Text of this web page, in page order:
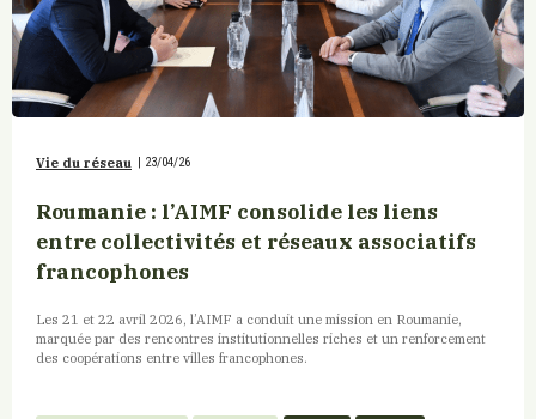
Vie du réseau | 23/04/26
Roumanie : l’AIMF consolide les liens
entre collectivités et réseaux associatifs
francophones
Les 21 et 22 avril 2026, l’AIMF a conduit une mission en Roumanie,
marquée par des rencontres institutionnelles riches et un renforcement
des coopérations entre villes francophones.